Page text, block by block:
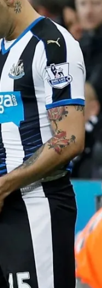
için lütfen
tıklayınız.